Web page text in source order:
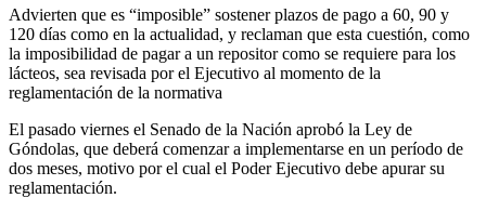
Advierten que es “imposible” sostener plazos de pago a 60, 90 y
120 días como en la actualidad, y reclaman que esta cuestión, como
la imposibilidad de pagar a un repositor como se requiere para los
lácteos, sea revisada por el Ejecutivo al momento de la
reglamentación de la normativa
El pasado viernes el Senado de la Nación aprobó la Ley de
Góndolas, que deberá comenzar a implementarse en un período de
dos meses, motivo por el cual el Poder Ejecutivo debe apurar su
reglamentación.